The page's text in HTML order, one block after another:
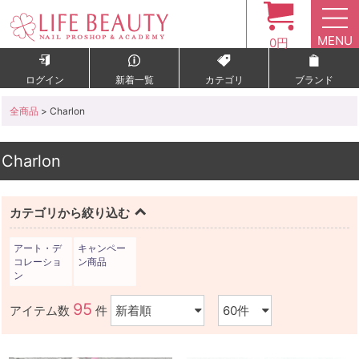
0円 MENU
ログイン 新着一覧 カテゴリ ブランド
全商品 > Charlon
Charlon
カテゴリから絞り込む
アート・デ
コレーショ
ン
キャンペー
ン商品
アイテム数 95 件